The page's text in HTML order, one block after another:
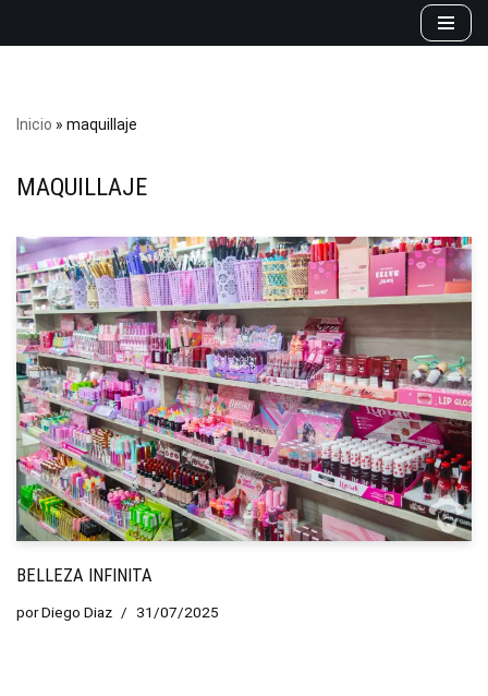
Inicio » maquillaje
MAQUILLAJE
BELLEZA INFINITA
porDiego Diaz 31/07/2025